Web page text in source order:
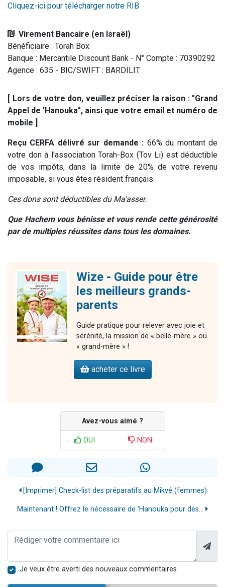
Cliquez-ici pour télécharger notre RIB
Virement Bancaire (en Israël)
Bénéficiaire : Torah Box
Banque : Mercantile Discount Bank - N° Compte : 70390292
Agence : 635 - BIC/SWIFT : BARDILIT
[ Lors de votre don, veuillez préciser la raison : "Grand
Appel de 'Hanouka", ainsi que votre email et numéro de
mobile ]
Reçu CERFA délivré sur demande : 66% du montant de
votre don à l'association Torah-Box (Tov Li) est déductible
de vos impôts, dans la limite de 20% de votre revenu
imposable, si vous êtes résident français.
Ces dons sont déductibles du Ma'asser.
Que Hachem vous bénisse et vous rende cette générosité
par de multiples réussites dans tous les domaines.
Wize - Guide pour être
les meilleurs grands-
parents
Guide pratique pour relever avec joie et
sérénité, la mission de « belle-mère » ou
« grand-mère » !
acheter ce livre
Avez-vous aimé ?
OUI NON
[Imprimer] Check-list des préparatifs au Mikvé (femmes)
Maintenant ! Offrez le nécessaire de 'Hanouka pour des...
Je veux être averti des nouveaux commentaires